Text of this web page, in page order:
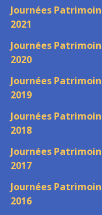
Journées
2021
Journées
2020
Journées
2019
Journées
2018
Journées
2017
Journées
2016